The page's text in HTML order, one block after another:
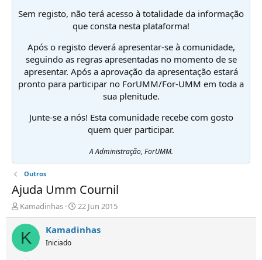
Sem registo, não terá acesso à totalidade da informação
que consta nesta plataforma!
Após o registo deverá apresentar-se à comunidade,
seguindo as regras apresentadas no momento de se
apresentar. Após a aprovação da apresentação estará
pronto para participar no ForUMM/For-UMM em toda a
sua plenitude.
Junte-se a nós! Esta comunidade recebe com gosto
quem quer participar.
A Administração, ForUMM.
Outros
Ajuda Umm Cournil
I
n
i
i
Kamadinhas
D
a
t
22 Jun 2015
K Kamadinhas
Iniciado